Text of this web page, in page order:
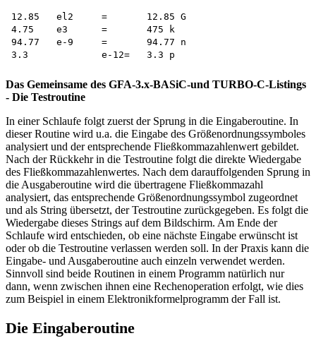
12.85	el2	=	12.85 G
4.75	e3	=	475 k
94.77	e-9	=	94.77 n
Das Gemeinsame des GFA-3.x-BASiC-und TURBO-C-Listings
- Die Testroutine
In einer Schlaufe folgt zuerst der Sprung in die Eingaberoutine. In
dieser Routine wird u.a. die Eingabe des Größenordnungssymboles
analysiert und der entsprechende Fließkommazahlenwert gebildet.
Nach der Rückkehr in die Testroutine folgt die direkte Wiedergabe
des Fließkommazahlenwertes. Nach dem darauffolgenden Sprung in
die Ausgaberoutine wird die übertragene Fließkommazahl
analysiert, das entsprechende Größenordnungssymbol zugeordnet
und als String übersetzt, der Testroutine zurückgegeben. Es folgt die
Wiedergabe dieses Strings auf dem Bildschirm. Am Ende der
Schlaufe wird entschieden, ob eine nächste Eingabe erwünscht ist
oder ob die Testroutine verlassen werden soll. In der Praxis kann die
Eingabe- und Ausgaberoutine auch einzeln verwendet werden.
Sinnvoll sind beide Routinen in einem Programm natürlich nur
dann, wenn zwischen ihnen eine Rechenoperation erfolgt, wie dies
zum Beispiel in einem Elektronikformelprogramm der Fall ist.
Die Eingaberoutine